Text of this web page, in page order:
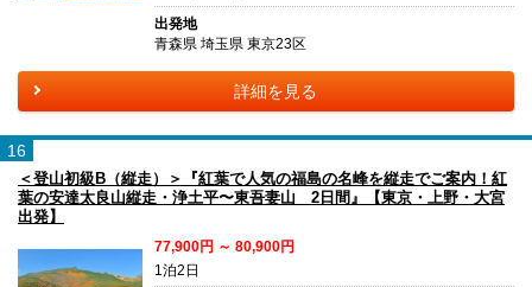
出発地
青森県 埼玉県 東京23区
詳細を見る
16
＜登山初級B（縦走）＞『紅葉で人気の福島の名峰を縦走でご案内！紅
葉の安達太良山縦走・浄土平〜東吾妻山 2日間』【東京・上野・大宮
出発】
77,900円 ～ 80,900円
1泊2日